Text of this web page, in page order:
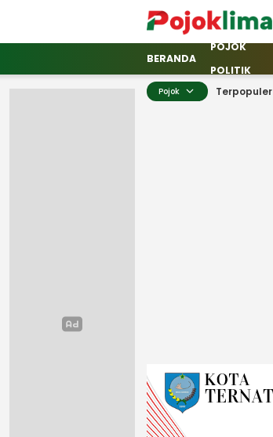
pojoklima.com
Mojokin
BERANDA
POJOK
POLITIK
Pojok Terpopuler